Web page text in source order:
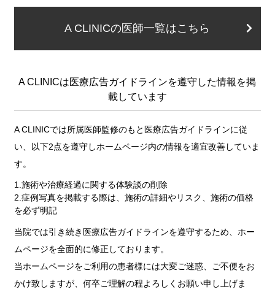
A CLINICの医師一覧はこちら
A CLINICは医療広告ガイドラインを遵守した情報を掲
載しています
A CLINICでは所属医師監修のもと医療広告ガイドラインに従
い、以下2点を遵守しホームページ内の情報を適宜改善していま
す。
1.施術や治療経過に関する体験談の削除
2.症例写真を掲載する際は、施術の詳細やリスク、施術の価格
を必ず明記
当院では引き続き医療広告ガイドラインを遵守するため、ホー
ムページを全面的に修正しております。
当ホームページをご利用の患者様には大変ご迷惑、ご不便をお
かけ致しますが、何卒ご理解の程よろしくお願い申し上げま